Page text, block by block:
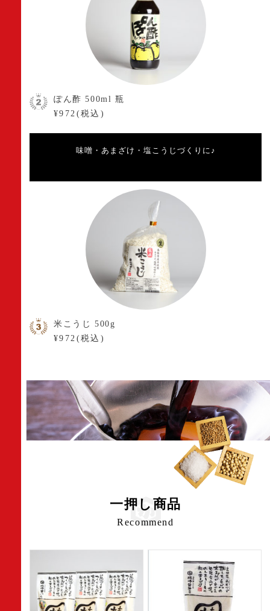
ぽん酢 500ml 瓶
¥972(税込)
味噌・あまざけ・塩こうじづくりに♪
米こうじ 500g
¥972(税込)
一押し商品
Recommend